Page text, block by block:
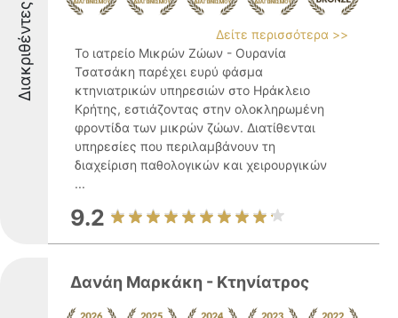
Διακριθέντες
Δείτε περισσότερα >>
Το ιατρείο Μικρών Ζώων - Ουρανία
Τσατσάκη παρέχει ευρύ φάσμα
κτηνιατρικών υπηρεσιών στο Ηράκλειο
Κρήτης, εστιάζοντας στην ολοκληρωμένη
φροντίδα των μικρών ζώων. Διατίθενται
υπηρεσίες που περιλαμβάνουν τη
διαχείριση παθολογικών και χειρουργικών
...
9.2
Δανάη Μαρκάκη - Κτηνίατρος